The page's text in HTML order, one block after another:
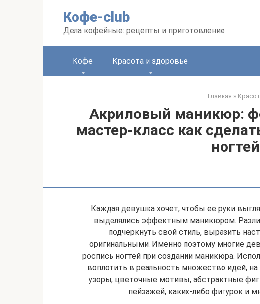
Кофе-club
Дела кофейные: рецепты и приготовление
Кофе Красота и здоровье
Главная »
Акриловый маникюр:
мастер-класс как
ногтей
Каждая девушка хочет, чтобы ее руки
выделялись эффектным маникюром.
подчеркнуть свой стиль, выразить
оригинальными. Именно поэтому многие
роспись ногтей при создании маникюра.
воплотить в реальность множество идей,
узоры, цветочные мотивы, абстрактные
пейзажей, каких-либо фигурок и